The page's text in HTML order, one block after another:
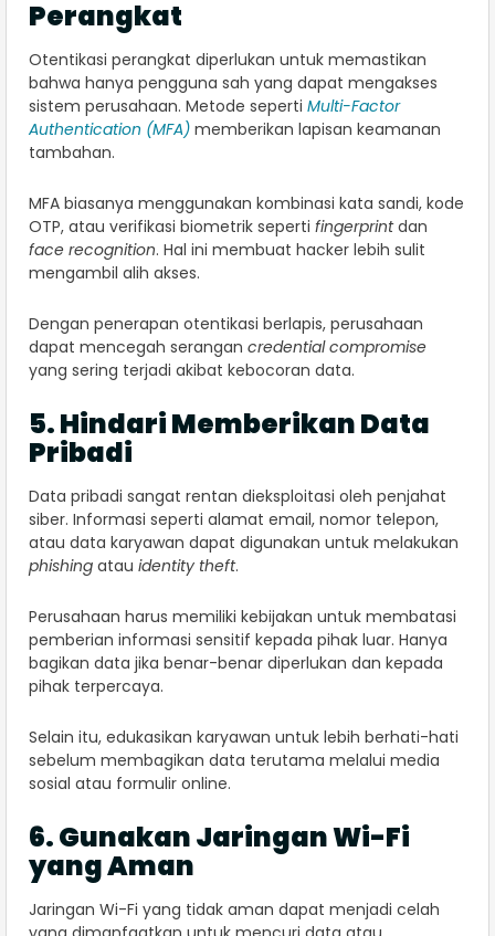
Perangkat
Otentikasi perangkat diperlukan untuk memastikan
bahwa hanya pengguna sah yang dapat mengakses
sistem perusahaan. Metode seperti Multi-Factor
Authentication (MFA) memberikan lapisan keamanan
tambahan.
MFA biasanya menggunakan kombinasi kata sandi, kode
OTP, atau verifikasi biometrik seperti fingerprintdan
face recognition. Hal ini membuat hacker lebih sulit
mengambil alih akses.
Dengan penerapan otentikasi berlapis, perusahaan
dapat mencegah serangan credential compromise
yang sering terjadi akibat kebocoran data.
5. Hindari Memberikan Data
Pribadi
Data pribadi sangat rentan dieksploitasi oleh penjahat
siber. Informasi seperti alamat email, nomor telepon,
atau data karyawan dapat digunakan untuk melakukan
phishing atau identity theft.
Perusahaan harus memiliki kebijakan untuk membatasi
pemberian informasi sensitif kepada pihak luar. Hanya
bagikan data jika benar-benar diperlukan dan kepada
pihak terpercaya.
Selain itu, edukasikan karyawan untuk lebih berhati-hati
sebelum membagikan data terutama melalui media
sosial atau formulir online.
6. Gunakan Jaringan Wi-Fi
yang Aman
Jaringan Wi-Fi yang tidak aman dapat menjadi celah